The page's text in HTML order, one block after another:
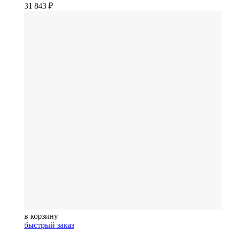
31 843 ₽
в корзину
быстрый заказ